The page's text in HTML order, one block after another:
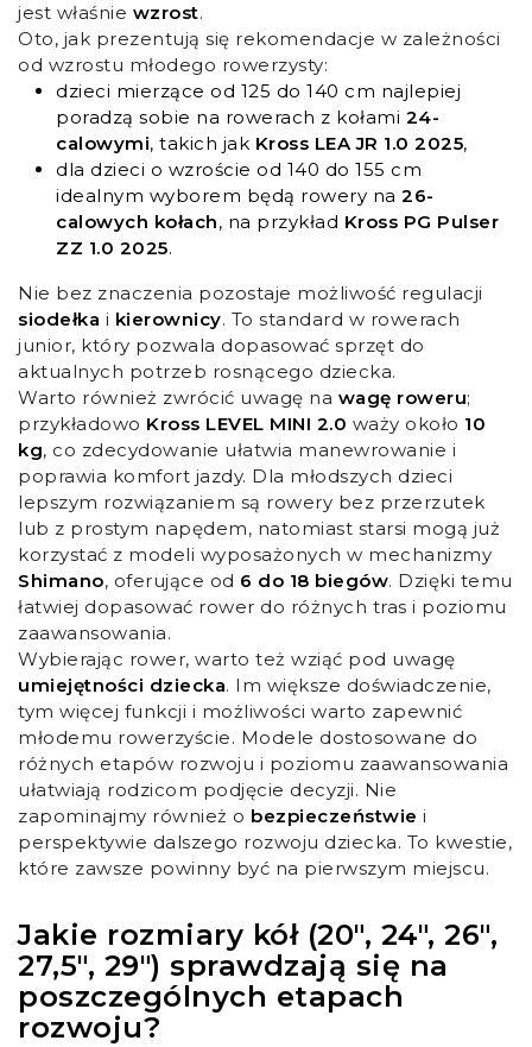
jest właśnie wzrost.
Oto, jak prezentują się rekomendacje w zależności
od wzrostu młodego rowerzysty:
dzieci mierzące od 125 do 140 cm najlepiej
poradzą sobie na rowerach z kołami 24-
calowymi, takich jak Kross LEA JR 1.0 2025,
dla dzieci o wzroście od 140 do 155 cm
idealnym wyborem będą rowery na 26-
calowych kołach, na przykład Kross PG Pulser
ZZ 1.0 2025.
Nie bez znaczenia pozostaje możliwość regulacji
siodełka i kierownicy. To standard w rowerach
junior, który pozwala dopasować sprzęt do
aktualnych potrzeb rosnącego dziecka.
Warto również zwrócić uwagę na wagę roweru;
przykładowo Kross LEVEL MINI 2.0 waży około 10
kg, co zdecydowanie ułatwia manewrowanie i
poprawia komfort jazdy. Dla młodszych dzieci
lepszym rozwiązaniem są rowery bez przerzutek
lub z prostym napędem, natomiast starsi mogą już
korzystać z modeli wyposażonych w mechanizmy
Shimano, oferujące od 6 do 18 biegów. Dzięki temu
łatwiej dopasować rower do różnych tras i poziomu
zaawansowania.
Wybierając rower, warto też wziąć pod uwagę
umiejętności dziecka. Im większe doświadczenie,
tym więcej funkcji i możliwości warto zapewnić
młodemu rowerzyście. Modele dostosowane do
różnych etapów rozwoju i poziomu zaawansowania
ułatwiają rodzicom podjęcie decyzji. Nie
zapominajmy również o bezpieczeństwie i
perspektywie dalszego rozwoju dziecka. To kwestie,
które zawsze powinny być na pierwszym miejscu.
Jakie rozmiary kół (20″, 24″, 26″,
27,5″, 29″) sprawdzają się na
poszczególnych etapach
rozwoju?